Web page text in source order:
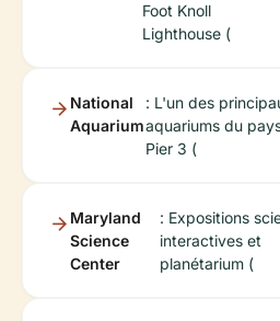
Foot Knoll
Lighthouse (
National
Aquarium
: L'un des
aquariums du
Pier 3 (
Maryland
Science
Center
: Expositions
interactives et
planétarium (